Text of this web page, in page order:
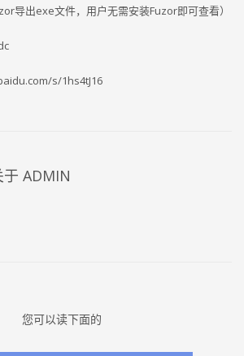
导出exe文件，用户无需安装Fuzor即可查看）
s/1hs4tJ16
于 ADMIN
您可以读下面的